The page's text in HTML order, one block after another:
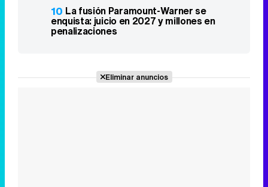
10 La fusión Paramount-Warner se
enquista: juicio en 2027 y millones en
penalizaciones
Eliminar anuncios